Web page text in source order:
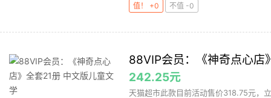
值！ +0
不值 -0
88VIP会员：《神奇点心店
242.25元
天猫超市此款目前活动售价318.75元，